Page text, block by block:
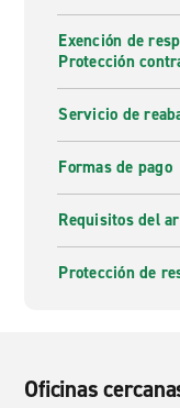
Exención de
Protección
Servicio de
Formas de pago
Requisitos del
Protección de
Oficinas